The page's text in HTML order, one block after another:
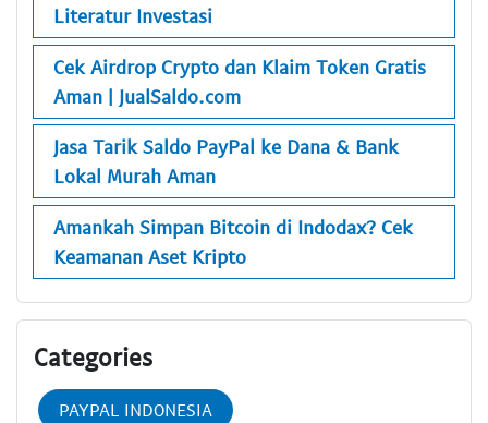
Literatur Investasi
Cek Airdrop Crypto dan Klaim Token Gratis
Aman | JualSaldo.com
Jasa Tarik Saldo PayPal ke Dana & Bank
Lokal Murah Aman
Amankah Simpan Bitcoin di Indodax? Cek
Keamanan Aset Kripto
Categories
PAYPAL INDONESIA